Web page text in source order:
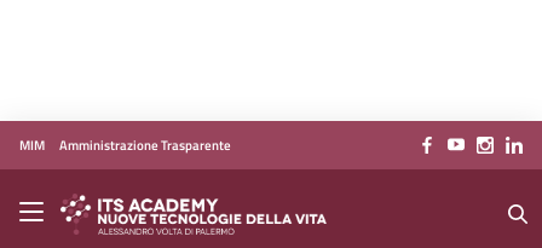
Vai ai contenuti
Vai al menu di navigazione
Vai al footer
MIM Amministrazione Trasparente